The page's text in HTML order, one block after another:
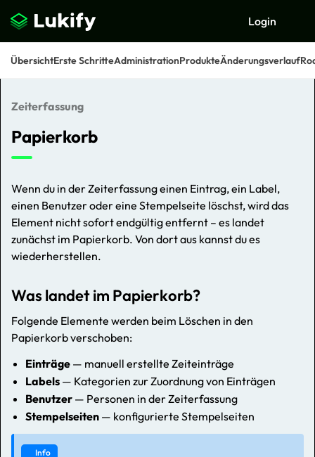
Login
ÜbersichtErste SchritteAdministrationProdukteÄnderungsverlauf
Suchen
Zeiterfassung
Papierkorb
Wenn du in der Zeiterfassung einen Eintrag, ein Label,
einen Benutzer oder eine Stempelseite löschst, wird das
Element nicht sofort endgültig entfernt – es landet
zunächst im Papierkorb. Von dort aus kannst du es
wiederherstellen.
Was landet im Papierkorb?
Folgende Elemente werden beim Löschen in den
Papierkorb verschoben:
Einträge — manuell erstellte Zeiteinträge
Labels — Kategorien zur Zuordnung von Einträgen
Benutzer — Personen in der Zeiterfassung
Stempelseiten — konfigurierte Stempelseiten
Info